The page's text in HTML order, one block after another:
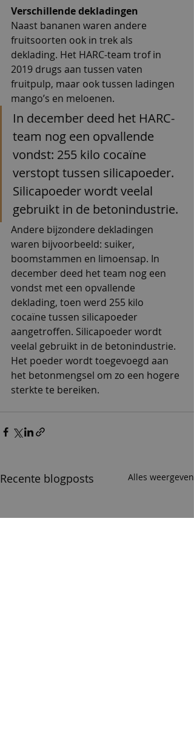
Verschillende dekladingen
Naast bananen waren andere
fruitsoorten ook in trek als
deklading. Het HARC-team trof in
2019 drugs aan tussen vaten
fruitpulp, maar ook tussen ladingen
mango’s en meloenen.
In december deed het HARC-
team nog een opvallende
vondst: 255 kilo cocaïne
verstopt tussen silicapoeder.
Silicapoeder wordt veelal
gebruikt in de betonindustrie.
Andere bijzondere dekladingen
waren bijvoorbeeld: suiker,
boomstammen en limoensap. In
december deed het team nog een
vondst met een opvallende
deklading, toen werd 255 kilo
cocaïne tussen silicapoeder
aangetroffen. Silicapoeder wordt
veelal gebruikt in de betonindustrie.
Het poeder wordt toegevoegd aan
het betonmengsel om zo een hogere
sterkte te bereiken.
Recente blogposts Alles weergeven